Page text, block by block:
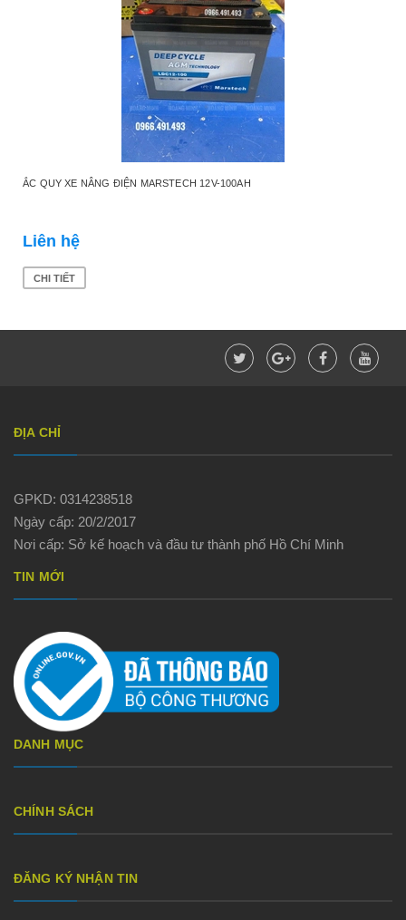
ẮC QUY XE NÂNG ĐIỆN MARSTECH 12V-100AH
Liên hệ
CHI TIẾT
ĐỊA CHỈ
GPKD: 0314238518
Ngày cấp: 20/2/2017
Nơi cấp: Sở kế hoạch và đầu tư thành phố Hồ Chí Minh
TIN MỚI
DANH MỤC
CHÍNH SÁCH
ĐĂNG KÝ NHẬN TIN